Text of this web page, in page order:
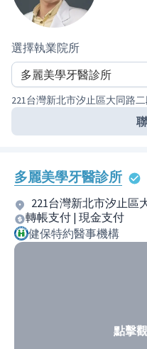
選擇執業院所
221台灣新北市汐止區大同路
多麗美學牙醫診所
221台灣新北市汐止區
轉帳支付 | 現金支付
健保特約醫事機構
點擊